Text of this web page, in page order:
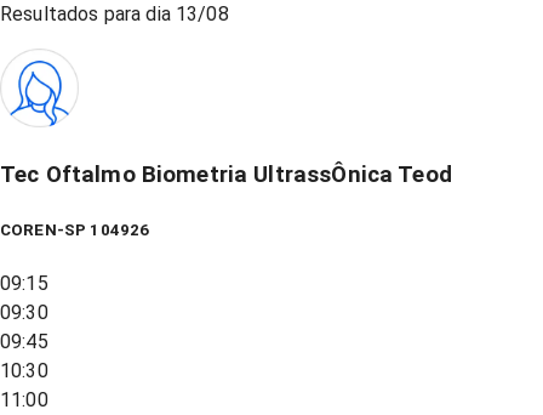
Resultados para dia 13/08
Tec Oftalmo Biometria UltrassÔnica Teod
COREN-SP 104926
09:15
09:30
09:45
10:30
11:00